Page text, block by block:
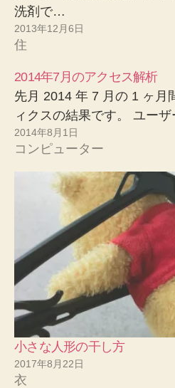
洗剤で…
2013年12月6日
住
2014年7月のアクセス解析
先月 2014 年 7 月の 1 ヶ月
ィクスの結果です。 ユー
2014年8月1日
コンピューター
小さな人形の干し方
2017年8月22日
衣